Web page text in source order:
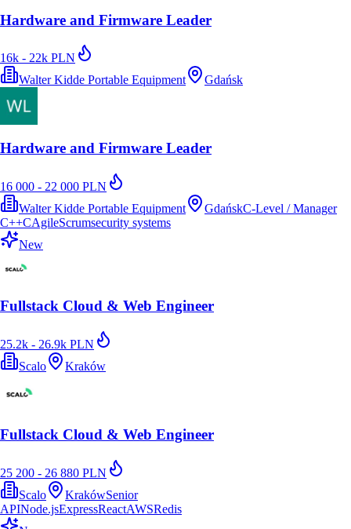
Hardware and Firmware Leader
16k - 22k PLN
Walter Kidde Portable Equipment
Gdańsk
Hardware and Firmware Leader
16 000 - 22 000 PLN
Walter Kidde Portable Equipment
GdańskC-Level / Manager
C++CAgileScrumsecurity systems
New
Fullstack Cloud & Web Engineer
25.2k - 26.9k PLN
Scalo
Kraków
Fullstack Cloud & Web Engineer
25 200 - 26 880 PLN
Scalo
KrakówSenior
APINode.jsExpressReactAWSRedis